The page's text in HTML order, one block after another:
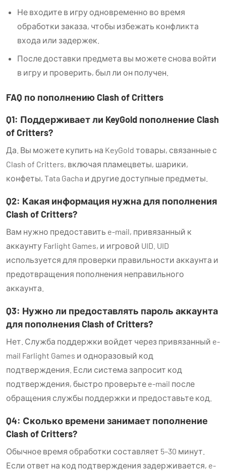
Не входите в игру одновременно во время
обработки заказа, чтобы избежать конфликта
входа или задержек.
После доставки предмета вы можете снова войти
в игру и проверить, был ли он получен.
FAQ по пополнению Clash of Critters
Q1: Поддерживает ли KeyGold пополнение Clash
of Critters?
Да. Вы можете купить на KeyGold товары, связанные с
Clash of Critters, включая пламецветы, шарики,
конфеты, Tata Gacha и другие доступные предметы.
Q2: Какая информация нужна для пополнения
Clash of Critters?
Вам нужно предоставить e-mail, привязанный к
аккаунту Farlight Games, и игровой UID. UID
используется для проверки правильности аккаунта и
предотвращения пополнения неправильного
аккаунта.
Q3: Нужно ли предоставлять пароль аккаунта
для пополнения Clash of Critters?
Нет. Служба поддержки войдет через привязанный e-
mail Farlight Games и одноразовый код
подтверждения. Если система запросит код
подтверждения, быстро проверьте e-mail после
обращения службы поддержки и предоставьте код.
Q4: Сколько времени занимает пополнение
Clash of Critters?
Обычное время обработки составляет 5–30 минут.
Если ответ на код подтверждения задерживается, e-